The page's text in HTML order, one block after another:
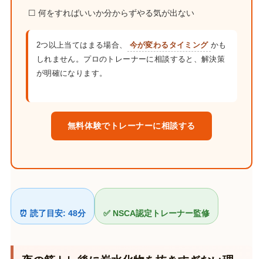
☐ 何をすればいいか分からずやる気が出ない
2つ以上当てはまる場合、 今が変わるタイミング かも
しれません。プロのトレーナーに相談すると、解決策
が明確になります。
無料体験でトレーナーに相談する
⏰ 読了目安: 48分 ✅ NSCA認定トレーナー監修